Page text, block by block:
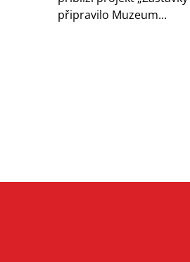
připravilo Muzeum...